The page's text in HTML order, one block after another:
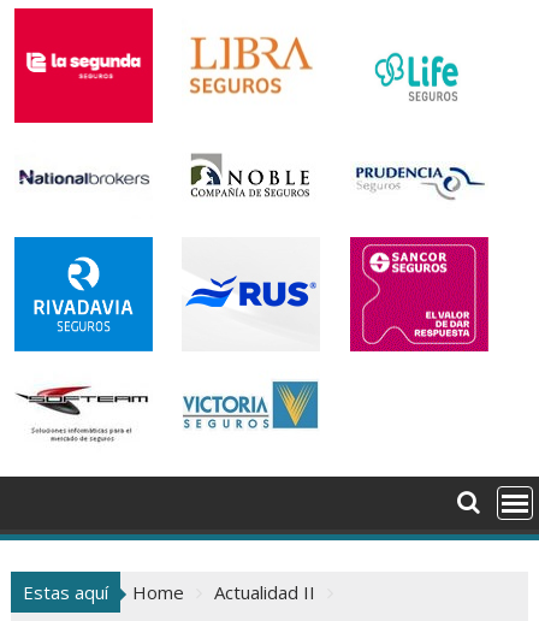
Estas aquí Home
Actualidad II